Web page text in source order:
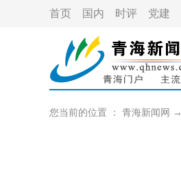
首页 国内 时评 党建
您当前的位置 ： 青海新闻网 →